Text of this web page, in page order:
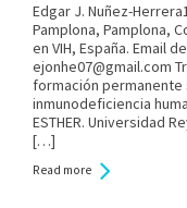
Edgar J. Nuñez-
Pamplona, Pamplona,
en VIH, España. Email
ejonhe07@gmail.com
formación
inmunodeficiencia
ESTHER. Universidad
[…]
Read more